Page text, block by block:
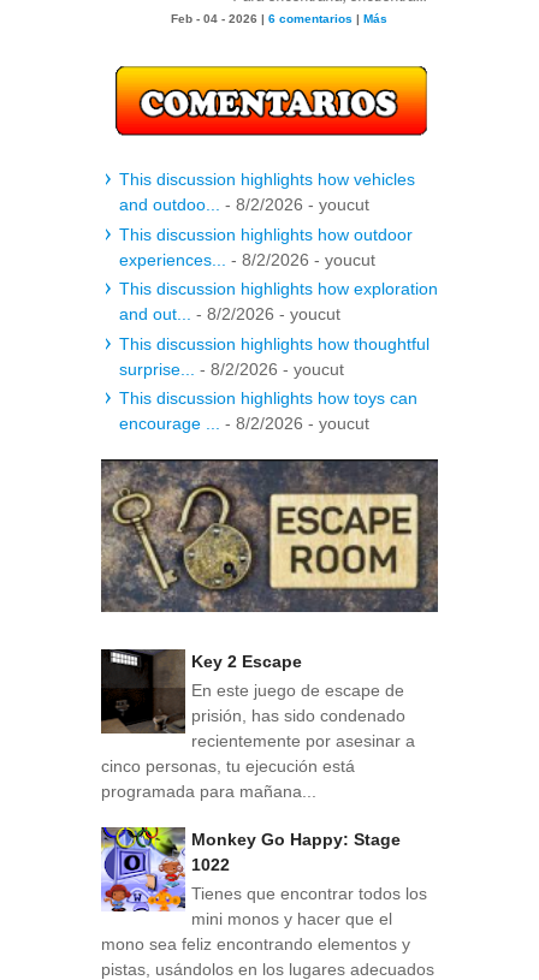
Feb - 04 - 2026 | 6 comentarios | Más
This discussion highlights how vehicles
and outdoo...
- 8/2/2026 - youcut
This discussion highlights how outdoor
experiences...
- 8/2/2026 - youcut
This discussion highlights how exploration
and out...
- 8/2/2026 - youcut
This discussion highlights how thoughtful
surprise...
- 8/2/2026 - youcut
This discussion highlights how toys can
encourage ...
- 8/2/2026 - youcut
Key 2 Escape
En este juego de escape de
prisión, has sido condenado
recientemente por asesinar a
cinco personas, tu ejecución está
programada para mañana...
Monkey Go Happy: Stage
1022
Tienes que encontrar todos los
mini monos y hacer que el
mono sea feliz encontrando elementos y
pistas, usándolos en los lugares adecuados